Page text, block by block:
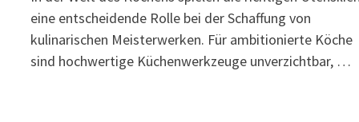
eine entscheidende Rolle bei der Schaffung von
kulinarischen Meisterwerken. Für ambitionierte Köche
sind hochwertige Küchenwerkzeuge unverzichtbar, …